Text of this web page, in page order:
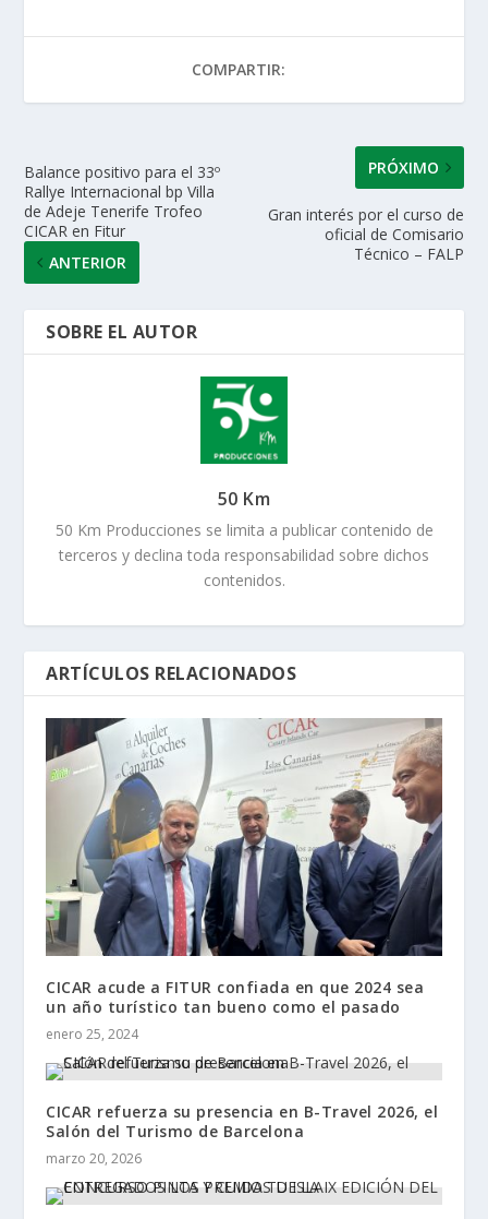
A
p
o
k
dI
n
ar
r
COMPARTIR:
Balance positivo para el 33º
Rallye Internacional bp Villa
de Adeje Tenerife Trofeo
CICAR en Fitur
ANTERIOR
PRÓXIMO
Gran interés por el curso de
oficial de Comisario
Técnico – FALP
SOBRE EL AUTOR
50 Km
50 Km Producciones se limita a publicar contenido de
terceros y declina toda responsabilidad sobre dichos
contenidos.
ARTÍCULOS RELACIONADOS
CICAR acude a FITUR confiada en que 2024 sea
un año turístico tan bueno como el pasado
enero 25, 2024
CICAR refuerza su presencia en B-Travel 2026, el
Salón del Turismo de Barcelona
marzo 20, 2026